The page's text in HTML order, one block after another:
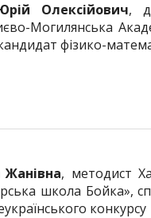
Олексійович,
Могилянська
фізико-
Жанівна, методист
школа Бойка»,
конкурсу